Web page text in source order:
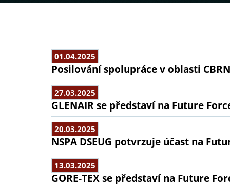
01.04.2025
Posilování spolupráce v oblasti
27.03.2025
GLENAIR se představí na Future
20.03.2025
NSPA DSEUG potvrzuje účast na
13.03.2025
GORE-TEX se představí na Future